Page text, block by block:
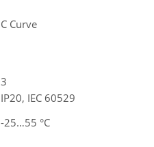
C Curve
3
IP20, IEC 60529
-25…55 °C